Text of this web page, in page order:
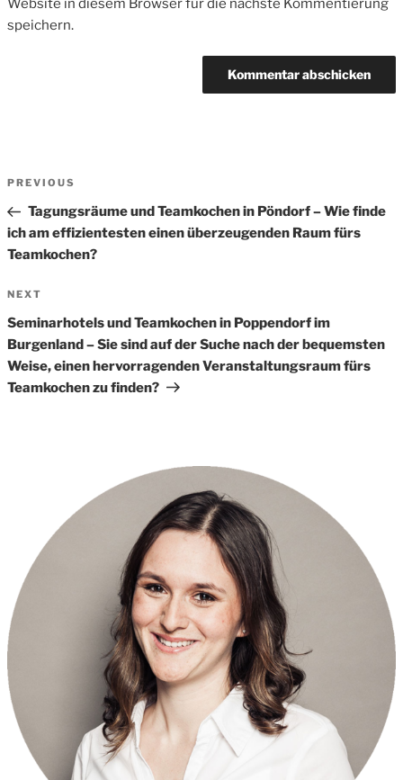
speichern.
Beitrags-
Previous
Post
PREVIOUS
Tagungsräume und Teamkochen in Pöndorf – Wie finde
ich am effizientesten einen überzeugenden Raum fürs
Teamkochen?
Next
Post
NEXT
Seminarhotels und Teamkochen in Poppendorf im
Burgenland – Sie sind auf der Suche nach der bequemsten
Weise, einen hervorragenden Veranstaltungsraum fürs
Teamkochen zu finden?